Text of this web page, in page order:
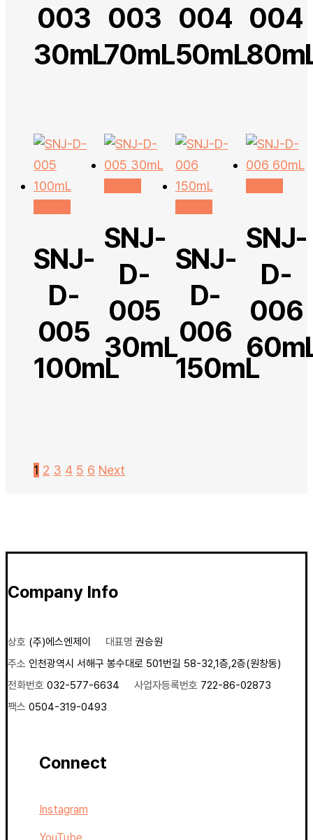
003
30mL
003
70mL
004
50mL
004
SNJ-
D-
005
100mL
SNJ-
D-
005
30mL
SNJ-
D-
006
150mL
SNJ-
D-
006
1 2 3 4 5 6 Next
Company Info
상호 (주)에스엔제이 대표명 권승원
주소 인천광역시 서해구 봉수대로 501번길 58-32,1층,2층(원창동)
전화번호 032-577-6634 사업자등록번호 722-86-02873
팩스 0504-319-0493
Connect
Instagram